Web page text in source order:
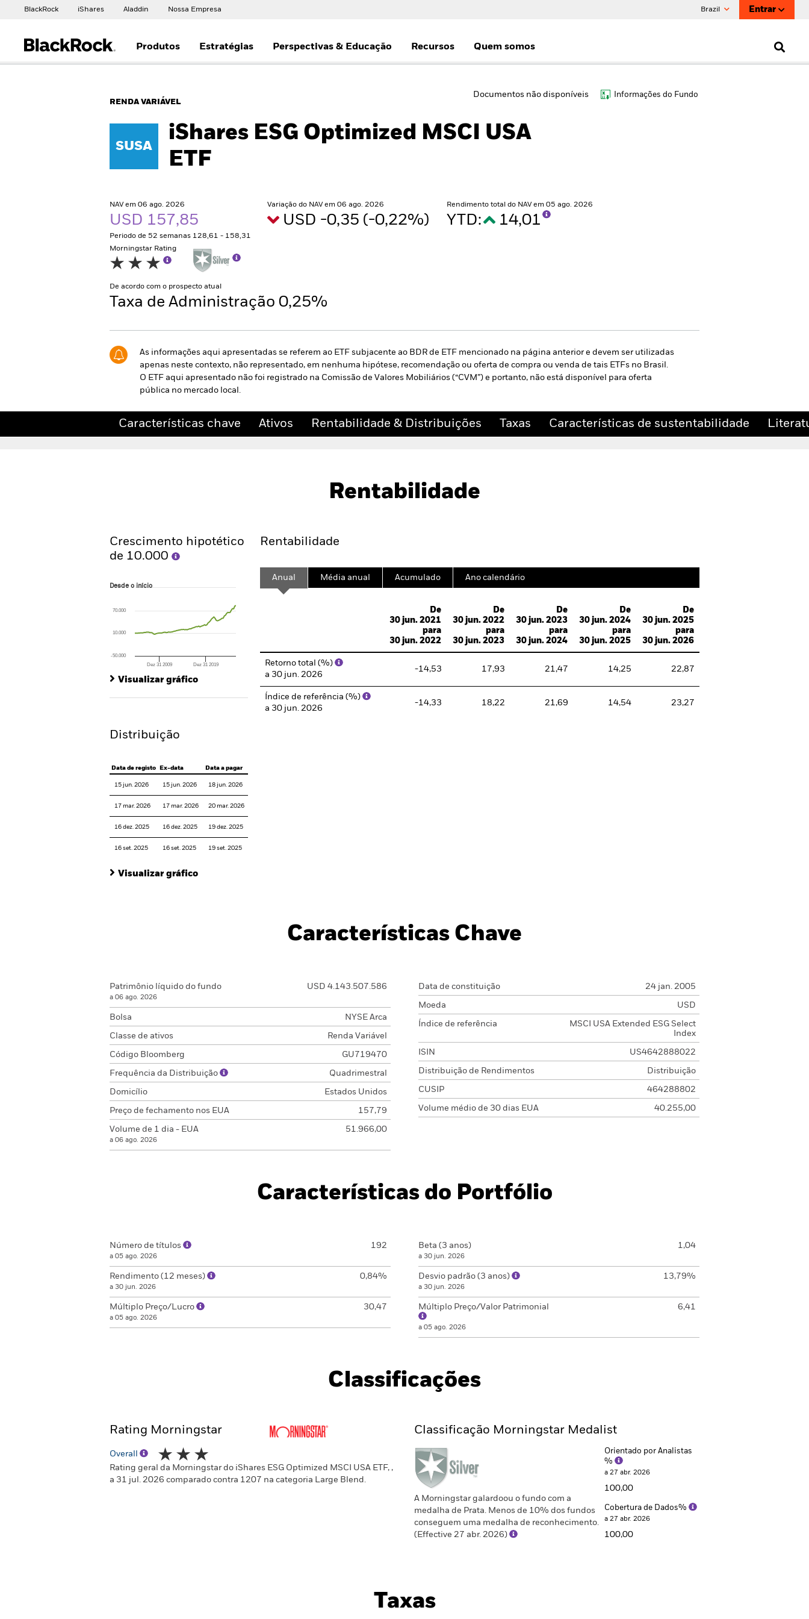
BlackRock iShares Aladdin Nossa Empresa Brazil Entrar
Produtos Estratégias Perspectivas & Educação Recursos Quem somos
RENDA VARIÁVEL
Documentos não disponíveis Informações do Fundo
SUSA
iShares ESG Optimized MSCI USA
ETF
NAV em 06 ago. 2026
USD 157,85
Periodo de 52 semanas 128,61 - 158,31
Variação do NAV em 06 ago. 2026
USD -0,35 (-0,22%)
Rendimento total do NAV em 05 ago. 2026
YTD: 14,01
Morningstar Rating
De acordo com o prospecto atual
Taxa de Administração 0,25%
As informações aqui apresentadas se referem ao ETF subjacente ao BDR de ETF mencionado na página anterior e devem ser utilizadas
apenas neste contexto, não representado, em nenhuma hipótese, recomendação ou oferta de compra ou venda de tais ETFs no Brasil.
O ETF aqui apresentado não foi registrado na Comissão de Valores Mobiliários (“CVM”) e portanto, não está disponível para oferta
pública no mercado local.
Características chave Ativos Rentabilidade & Distribuições Taxas Características de sustentabilidade
Rentabilidade & Distribuições
Rentabilidade
Crescimento hipotético
de 10.000
Desde o início
The chart has 1 X axis displaying Time. Range: 2004-10-01 00:00:00 to 2026-07-31 00:00:00.
The chart has 1 Y axis displaying values. Range: -600 to 1200.
Desde o início
Dez 31 2009 Dez 31 2019
-50.000
10.000
70.000
Visualizar gráfico
Distribuição
Data de registo Ex-data Data a pagar
15 jun. 2026 15 jun. 2026 18 jun. 2026
17 mar. 2026 17 mar. 2026 20 mar. 2026
16 dez. 2025 16 dez. 2025 19 dez. 2025
16 set. 2025 16 set. 2025 19 set. 2025
Visualizar gráfico
Rentabilidade
Anual Média anual Acumulado Ano calendário
De
30 jun. 2021
para
30 jun. 2022
De
30 jun. 2022
para
30 jun. 2023
De
30 jun. 2023
para
30 jun. 2024
De
30 jun. 2024
para
30 jun. 2025
De
30 jun. 2025
para
30 jun. 2026
Retorno total (%)
a 30 jun. 2026
-14,53 17,93 21,47 14,25 22,87
Índice de referência (%)
a 30 jun. 2026
-14,33 18,22 21,69 14,54 23,27
Características Chave
Patrimônio líquido do fundo
a 06 ago. 2026
USD 4.143.507.586
Bolsa NYSE Arca
Classe de ativos Renda Variável
Código Bloomberg GU719470
Frequência da Distribuição Quadrimestral
Domicílio Estados Unidos
Preço de fechamento nos EUA 157,79
Volume de 1 dia - EUA
a 06 ago. 2026
51.966,00
Data de constituição 24 jan. 2005
Moeda USD
Índice de referência
MSCI USA Extended ESG Select
Index
ISIN US4642888022
Distribuição de Rendimentos Distribuição
CUSIP 464288802
Volume médio de 30 dias EUA 40.255,00
Características do Portfólio
Número de títulos
a 05 ago. 2026
192
Rendimento (12 meses)
a 30 jun. 2026
0,84%
Múltiplo Preço/Lucro
a 05 ago. 2026
30,47
Beta (3 anos)
a 30 jun. 2026
1,04
Desvio padrão (3 anos)
a 30 jun. 2026
13,79%
Múltiplo Preço/Valor Patrimonial
a 05 ago. 2026
6,41
Classificações
Rating Morningstar
Overall
Rating geral da Morningstar do iShares ESG Optimized MSCI USA ETF, ,
a 31 jul. 2026 comparado contra 1207 na categoria Large Blend.
Classificação Morningstar Medalist
A Morningstar galardoou o fundo com a
medalha de Prata. Menos de 10% dos fundos
conseguem uma medalha de reconhecimento.
(Effective 27 abr. 2026)
Orientado por Analistas
%
a 27 abr. 2026
100,00
Cobertura de Dados%
a 27 abr. 2026
100,00
Taxas